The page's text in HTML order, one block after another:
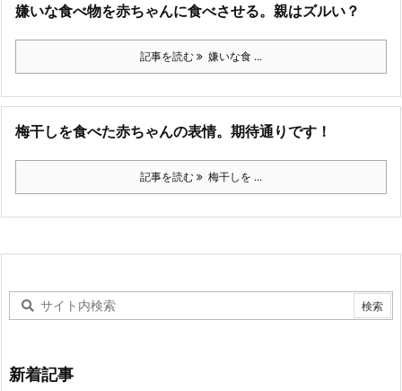
嫌いな食べ物を赤ちゃんに食べさせる。親はズルい？
記事を読む 嫌いな食 ...
梅干しを食べた赤ちゃんの表情。期待通りです！
記事を読む 梅干しを ...
新着記事